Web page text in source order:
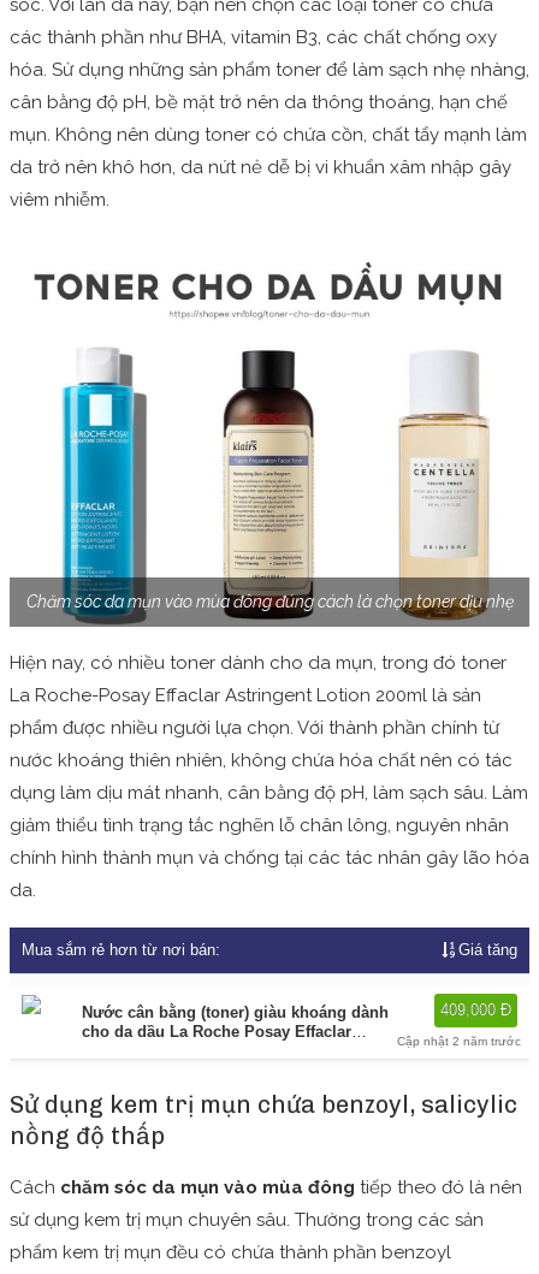
sóc. Với làn da này, bạn nên chọn các loại toner có chứa
các thành phần như BHA, vitamin B3, các chất chống oxy
hóa. Sử dụng những sản phẩm toner để làm sạch nhẹ nhàng,
cân bằng độ pH, bề mặt trở nên da thông thoáng, hạn chế
mụn. Không nên dùng toner có chứa cồn, chất tẩy mạnh làm
da trở nên khô hơn, da nứt nẻ dễ bị vi khuẩn xâm nhập gây
viêm nhiễm.
Chăm sóc da mụn vào mùa đông đúng cách là chọn toner dịu nhẹ
Hiện nay, có nhiều toner dành cho da mụn, trong đó toner
La Roche-Posay Effaclar Astringent Lotion 200ml là sản
phẩm được nhiều người lựa chọn. Với thành phần chính từ
nước khoáng thiên nhiên, không chứa hóa chất nên có tác
dụng làm dịu mát nhanh, cân bằng độ pH, làm sạch sâu. Làm
giảm thiểu tình trạng tắc nghẽn lỗ chân lông, nguyên nhân
chính hình thành mụn và chống tại các tác nhân gây lão hóa
da.
Mua sắm rẻ hơn từ nơi bán: Giá tăng
Nước cân bằng (toner) giàu khoáng dành
cho da dầu La Roche Posay Effaclar
409,000 Đ
Cập nhật 2 năm trước
Sử dụng kem trị mụn chứa benzoyl, salicylic
nồng độ thấp
Cách chăm sóc da mụn vào mùa đông tiếp theo đó là nên
sử dụng kem trị mụn chuyên sâu. Thường trong các sản
phẩm kem trị mụn đều có chứa thành phần benzoyl